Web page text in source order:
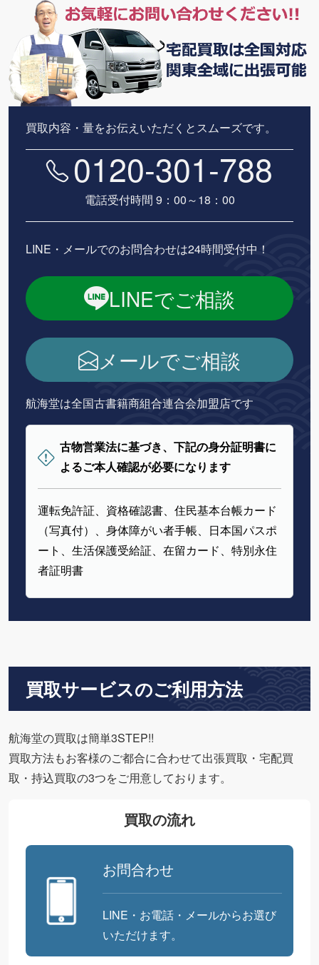
買取内容・量をお伝えいただくとスムーズです。
0120-301-788
電話受付時間 9：00～18：00
LINE・メールでのお問合わせは24時間受付中！
LINEでご相談
メールでご相談
航海堂は全国古書籍商組合連合会加盟店です
古物営業法に基づき、下記の身分証明書に
よるご本人確認が必要になります
運転免許証、資格確認書、住民基本台帳カード
（写真付）、身体障がい者手帳、日本国パスポ
ート、生活保護受給証、在留カード、特別永住
者証明書
買取サービスのご利用方法
航海堂の買取は簡単3STEP!!
買取方法もお客様のご都合に合わせて出張買取・宅配買
取・持込買取の3つをご用意しております。
買取の流れ
お問合わせ
LINE・お電話・メールからお選び
いただけます。